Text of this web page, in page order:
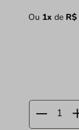
Ou 1x de R$